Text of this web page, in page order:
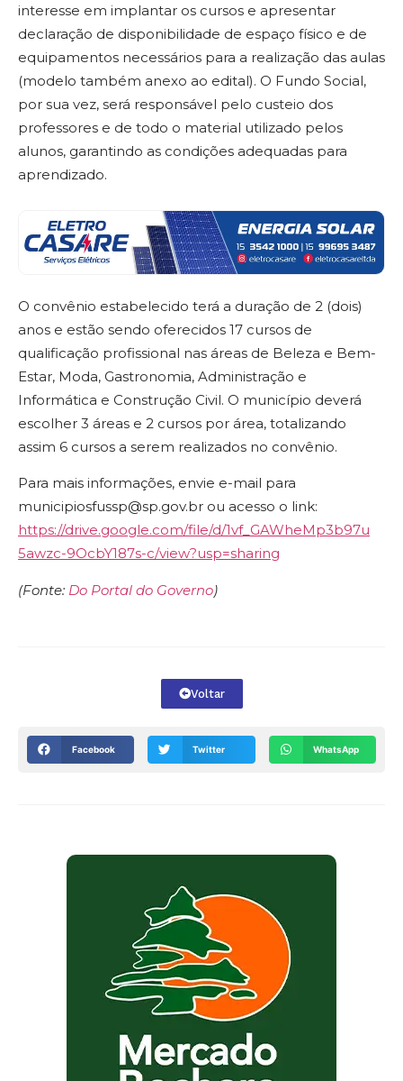
interesse em implantar os cursos e apresentar
declaração de disponibilidade de espaço físico e de
equipamentos necessários para a realização das aulas
(modelo também anexo ao edital). O Fundo Social,
por sua vez, será responsável pelo custeio dos
professores e de todo o material utilizado pelos
alunos, garantindo as condições adequadas para
aprendizado.
O convênio estabelecido terá a duração de 2 (dois)
anos e estão sendo oferecidos 17 cursos de
qualificação profissional nas áreas de Beleza e Bem-
Estar, Moda, Gastronomia, Administração e
Informática e Construção Civil. O município deverá
escolher 3 áreas e 2 cursos por área, totalizando
assim 6 cursos a serem realizados no convênio.
Para mais informações, envie e-mail para
municipiosfussp@sp.gov.br ou acesso o link:
https://drive.google.com/file/d/1vf_GAWheMp3b97u
5awzc-9OcbY187s-c/view?usp=sharing
(Fonte: Do Portal do Governo)
Voltar
Facebook Twitter WhatsApp